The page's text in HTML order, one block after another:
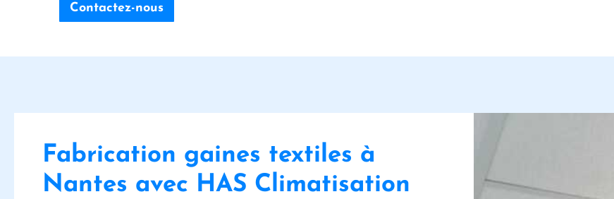
Contactez-nous
Fabrication gaines textiles à
Nantes avec HAS Climatisation